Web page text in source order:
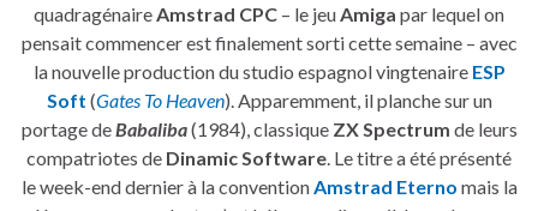
quadragénaire Amstrad CPC – le jeu Amiga par lequel on
pensait commencer est finalement sorti cette semaine – avec
la nouvelle production du studio espagnol vingtenaire ESP
Soft (Gates To Heaven). Apparemment, il planche sur un
portage de Babaliba(1984), classique ZX Spectrum de leurs
compatriotes de Dinamic Software . Le titre a été présenté
le week-end dernier à la convention Amstrad Eterno mais la